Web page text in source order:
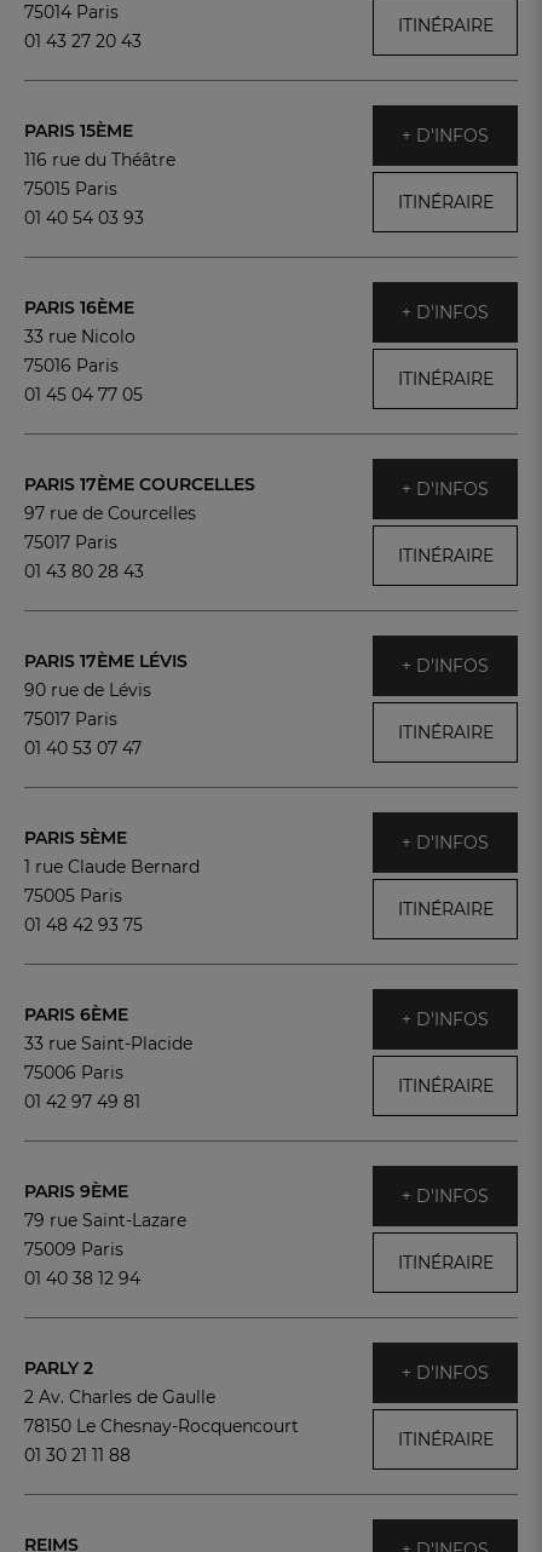
75014 Paris
01 43 27 20 43
ITINÉRAIRE
PARIS 15ÈME
116 rue du Théâtre
75015 Paris
01 40 54 03 93
+ D'INFOS
ITINÉRAIRE
PARIS 16ÈME
33 rue Nicolo
75016 Paris
01 45 04 77 05
+ D'INFOS
ITINÉRAIRE
PARIS 17ÈME COURCELLES
97 rue de Courcelles
75017 Paris
01 43 80 28 43
+ D'INFOS
ITINÉRAIRE
PARIS 17ÈME LÉVIS
90 rue de Lévis
75017 Paris
01 40 53 07 47
+ D'INFOS
ITINÉRAIRE
PARIS 5ÈME
1 rue Claude Bernard
75005 Paris
01 48 42 93 75
+ D'INFOS
ITINÉRAIRE
PARIS 6ÈME
33 rue Saint-Placide
75006 Paris
01 42 97 49 81
+ D'INFOS
ITINÉRAIRE
PARIS 9ÈME
79 rue Saint-Lazare
75009 Paris
01 40 38 12 94
+ D'INFOS
ITINÉRAIRE
PARLY 2
2 Av. Charles de Gaulle
78150 Le Chesnay-Rocquencourt
01 30 21 11 88
+ D'INFOS
ITINÉRAIRE
REIMS